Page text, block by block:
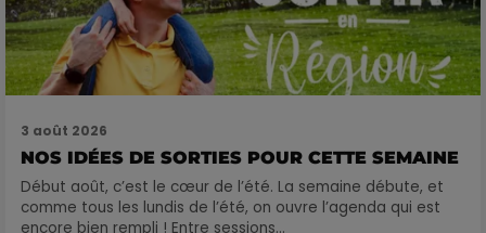
3 août 2026
NOS IDÉES DE SORTIES POUR CETTE SEMAINE
Début août, c’est le cœur de l’été. La semaine débute, et
comme tous les lundis de l’été, on ouvre l’agenda qui est
encore bien rempli ! Entre sessions...